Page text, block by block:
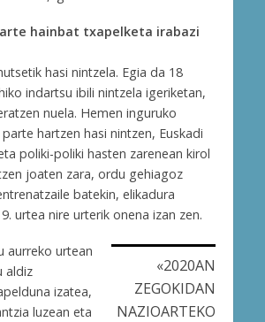
hainbat txapelketa irabazi
hasi nintzela. Egia da 18
indartsu ibili nintzela igeriketan,
nuela. Hemen inguruko
hartzen hasi nintzen, Euskadi
poliki-poliki hasten zarenean kirol
joaten zara, ordu gehiagoz
batekin, elikadura
urtea nire urterik onena izan zen.
«2020AN
ZEGOKIDAN
NAZIOARTEKO
aurreko urtean
aldiz
izatea,
luzean eta